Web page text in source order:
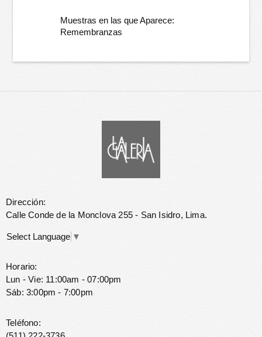
Muestras en las que Aparece:
Remembranzas
Dirección:
Calle Conde de la Monclova 255 - San Isidro, Lima.
Select Language ▼
Horario:
Lun - Vie: 11:00am - 07:00pm
Sáb: 3:00pm - 7:00pm
Teléfono: